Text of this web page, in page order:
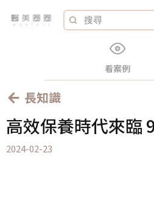
看案例
長知識
高效保養時代來臨
2024-02-23